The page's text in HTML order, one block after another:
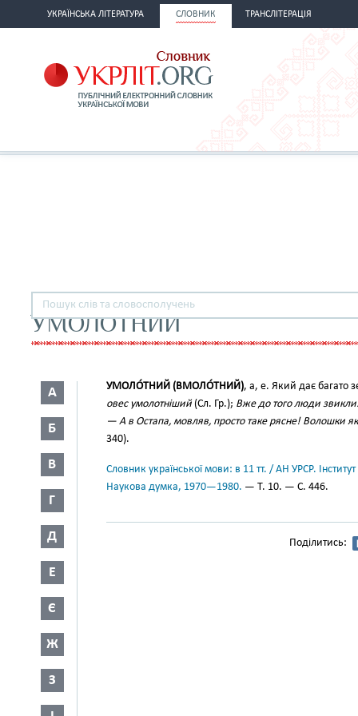
УКРАЇНСЬКА ЛІТЕРАТУРА СЛОВНИК ТРАНСЛІТЕРАЦІЯ
УМОЛОТНИЙ
А
Б
В
Г
Д
Е
Є
Ж
З
УМОЛО́ТНИЙ (ВМОЛО́ТНИЙ), а, е. Який дає багато
овес умолотніший (Сл. Гр.); Вже до того люди
— А в Остапа, мовляв, просто таке рясне! Волошки
340).
Словник української мови: в 11 тт. / АН УРСР.
Наукова думка, 1970—1980. — Т. 10. — С. 446.
Поділитись: